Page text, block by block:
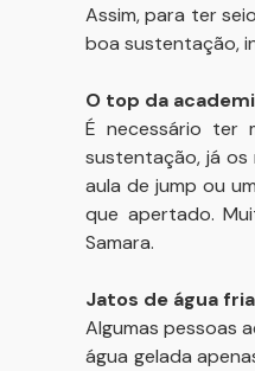
Assim, para ter
boa sustentação,
O top da
É necessário ter
sustentação, já os
aula de jump ou
que apertado.
Samara.
Jatos de água
Algumas pessoas
água gelada